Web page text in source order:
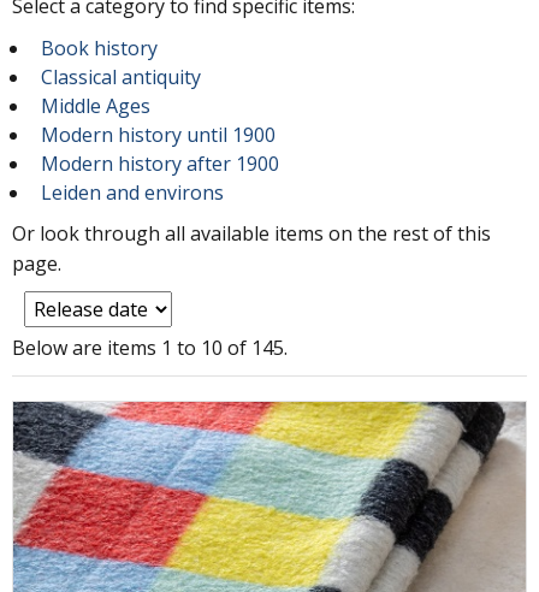
Select a category to find specific items:
Book history
Classical antiquity
Middle Ages
Modern history until 1900
Modern history after 1900
Leiden and environs
Or look through all available items on the rest of this
page.
Below are items 1 to 10 of 145.